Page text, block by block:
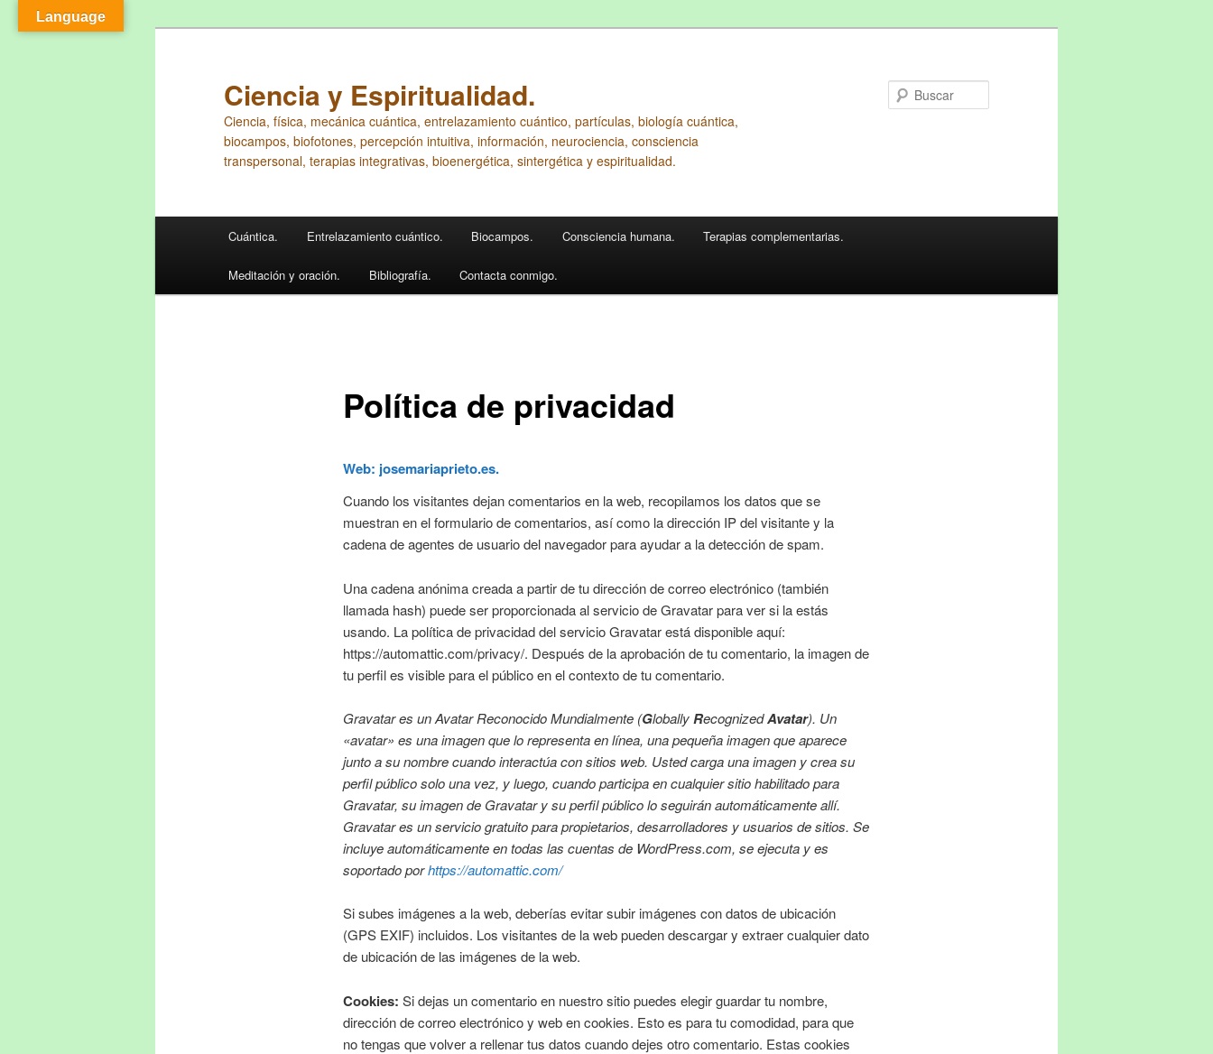
Ciencia y Espiritualidad.
Ciencia, física, mecánica cuántica, entrelazamiento cuántico, partículas, biología cuántica,
biocampos, biofotones, percepción intuitiva, información, neurociencia, consciencia
transpersonal, terapias integrativas, bioenergética, sintergética y espiritualidad.
Cuántica. Entrelazamiento cuántico. Biocampos. Consciencia humana. Terapias complementarias.
Meditación y oración. Bibliografía. Contacta conmigo.
Política de privacidad
Web: josemariaprieto.es.
Cuando los visitantes dejan comentarios en la web, recopilamos los datos que se
muestran en el formulario de comentarios, así como la dirección IP del visitante y la
cadena de agentes de usuario del navegador para ayudar a la detección de spam.
Una cadena anónima creada a partir de tu dirección de correo electrónico (también
llamada hash) puede ser proporcionada al servicio de Gravatar para ver si la estás
usando. La política de privacidad del servicio Gravatar está disponible aquí:
https://automattic.com/privacy/. Después de la aprobación de tu comentario, la imagen de
tu perfil es visible para el público en el contexto de tu comentario.
Gravatar es un Avatar Reconocido Mundialmente (GloballyRecognizedAvatar). Un
«avatar» es una imagen que lo representa en línea, una pequeña imagen que aparece
junto a su nombre cuando interactúa con sitios web. Usted carga una imagen y crea su
perfil público solo una vez, y luego, cuando participa en cualquier sitio habilitado para
Gravatar, su imagen de Gravatar y su perfil público lo seguirán automáticamente allí.
Gravatar es un servicio gratuito para propietarios, desarrolladores y usuarios de sitios. Se
incluye automáticamente en todas las cuentas de WordPress.com, se ejecuta y es
soportado porhttps://automattic.com/
Si subes imágenes a la web, deberías evitar subir imágenes con datos de ubicación
(GPS EXIF) incluidos. Los visitantes de la web pueden descargar y extraer cualquier dato
de ubicación de las imágenes de la web.
Cookies: Si dejas un comentario en nuestro sitio puedes elegir guardar tu nombre,
dirección de correo electrónico y web en cookies. Esto es para tu comodidad, para que
no tengas que volver a rellenar tus datos cuando dejes otro comentario. Estas cookies
Language